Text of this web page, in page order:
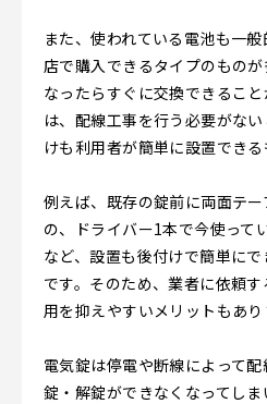
また、使われている電池も一
店で購入できるタイプのもの
なったらすぐに交換できるこ
は、配線工事を行う必要がな
けも利用者が簡単に設置できる
例えば、既存の錠前に両面テ
の、ドライバー1本で今使って
など、設置も後付けで簡単に
です。そのため、業者に依頼
用を抑えやすいメリットもあり
電気錠は停電や断線によって
錠・解錠ができなくなってし